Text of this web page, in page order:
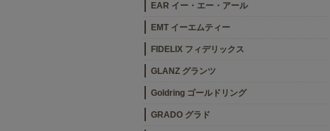
EAR イー・エー・アール
EMT イーエムティー
FIDELIX フィデリックス
GLANZ グランツ
Goldring ゴールドリング
GRADO グラド